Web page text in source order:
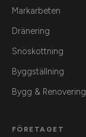
Markarbeten
Dränering
Snöskottning
Byggställning
Bygg & Renovering
FÖRETAGET